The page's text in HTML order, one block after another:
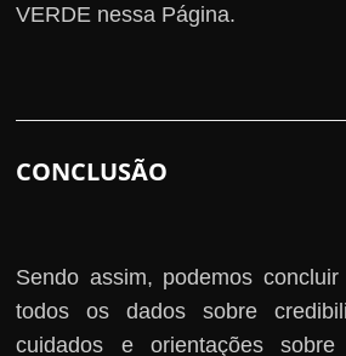
VERDE nessa Página.
CONCLUSÃO
Sendo assim, podemos
todos os dados sobre
cuidados e orientações